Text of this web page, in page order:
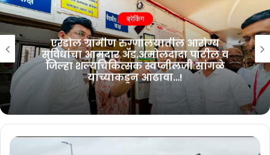
ब्रेकिंग
ब्रह्माकुमारीज नशामुक्ती जनजागृती
अभियानास कासोद्यात मान्यवरांचा उत्स्फूर्त
प्रतिसाद…!